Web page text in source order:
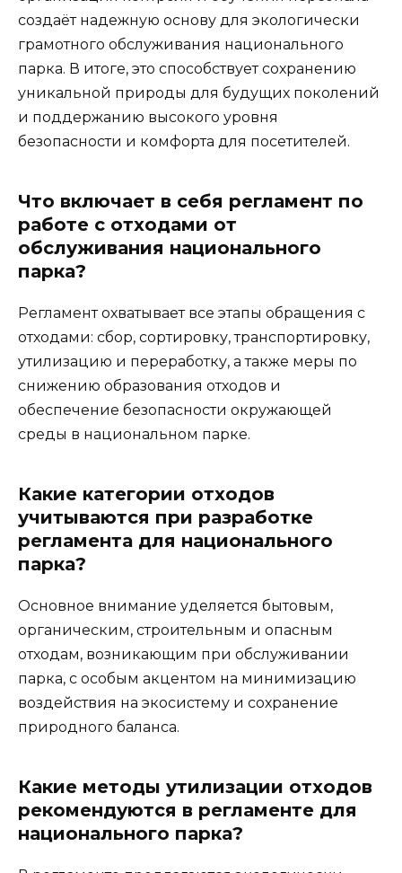
создаёт надежную основу для экологически
грамотного обслуживания национального
парка. В итоге, это способствует сохранению
уникальной природы для будущих поколений
и поддержанию высокого уровня
безопасности и комфорта для посетителей.
Что включает в себя регламент по
работе с отходами от
обслуживания национального
парка?
Регламент охватывает все этапы обращения с
отходами: сбор, сортировку, транспортировку,
утилизацию и переработку, а также меры по
снижению образования отходов и
обеспечение безопасности окружающей
среды в национальном парке.
Какие категории отходов
учитываются при разработке
регламента для национального
парка?
Основное внимание уделяется бытовым,
органическим, строительным и опасным
отходам, возникающим при обслуживании
парка, с особым акцентом на минимизацию
воздействия на экосистему и сохранение
природного баланса.
Какие методы утилизации отходов
рекомендуются в регламенте для
национального парка?